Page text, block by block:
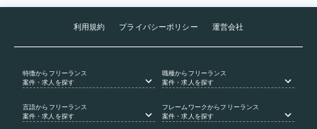
利用規約 プライバシーポリシー 運営会社
特徴からフリーランス
案件・求人を探す
職種からフリーランス
案件・求人を探す
言語からフリーランス
案件・求人を探す
フレームワークからフリーランス
案件・求人を探す